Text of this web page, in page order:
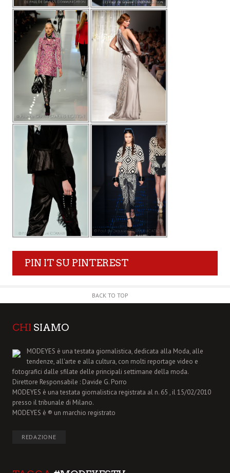
PIN IT SU PINTEREST
BACK TO TOP
CHI SIAMO
MODEYES è una testata giornalistica, dedicata alla Moda, alle
tendenze, all'arte e alla cultura, con molti reportage video e
fotografici dalle sfilate delle principali settimane della moda.
Direttore Responsabile : Davide G. Porro
MODEYES è una testata giornalistica registrata al n. 65 , il 15/02/2010
presso il tribunale di Milano.
MODEYES è ® un marchio registrato
REDAZIONE